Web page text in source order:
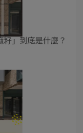
」到底是什麼？